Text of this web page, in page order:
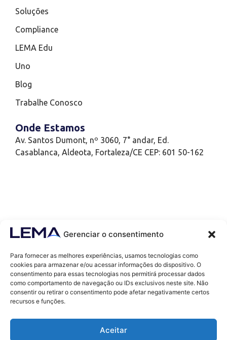
Gerenciar o consentimento
Para fornecer as melhores experiências, usamos tecnologias como
cookies para armazenar e/ou acessar informações do dispositivo. O
consentimento para essas tecnologias nos permitirá processar dados
como comportamento de navegação ou IDs exclusivos neste site. Não
consentir ou retirar o consentimento pode afetar negativamente certos
recursos e funções.
Aceitar
Soluções
Compliance
LEMA Edu
Uno
Blog
Trabalhe Conosco
Onde Estamos
Av. Santos Dumont, nº 3060, 7° andar, Ed.
Casablanca, Aldeota, Fortaleza/CE CEP: 601 50-162
Contatos
contato@lemaef.com.br
(85) 99868-3664